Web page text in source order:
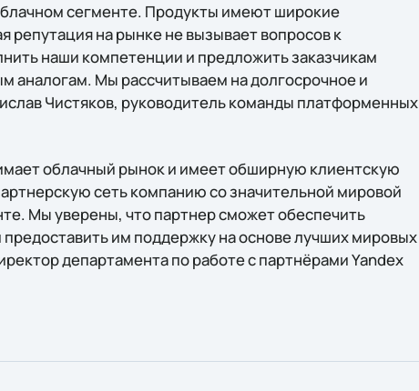
сегменте. Продукты имеют широкие
на рынке не вызывает вопросов к
наши компетенции и предложить заказчикам
аналогам. Мы рассчитываем на долгосрочное и
Чистяков, руководитель команды платформенных
облачный рынок и имеет обширную клиентскую
сеть компанию со значительной мировой
Мы уверены, что партнер сможет обеспечить
им поддержку на основе лучших мировых
департамента по работе с партнёрами Yandex